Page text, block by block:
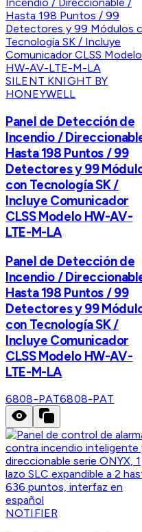
SILENT KNIGHT BY
HONEYWELL
Panel de Detección de
Incendio /
Hasta 198 Puntos / 99
Detectores y 99
con Tecnología SK /
Incluye Comunicador
CLSS Modelo HW-AV-
LTE-M-LA
Panel de Detección de
Incendio /
Hasta 198 Puntos / 99
Detectores y 99
con Tecnología SK /
Incluye Comunicador
CLSS Modelo HW-AV-
LTE-M-LA
6808-PAT6808-PAT
NOTIFIER